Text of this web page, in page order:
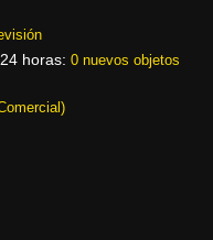
horas: 0 nuevos objetos